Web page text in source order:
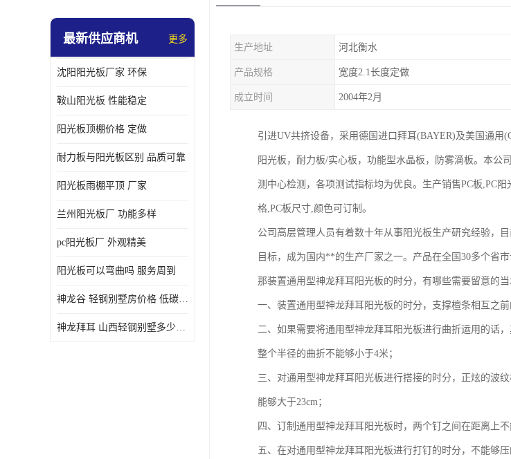
最新供应商机 更多
沈阳阳光板厂家 环保
鞍山阳光板 性能稳定
阳光板顶棚价格 定做
耐力板与阳光板区别 品质可靠
阳光板雨棚平顶 厂家
兰州阳光板厂 功能多样
pc阳光板厂 外观精美
阳光板可以弯曲吗 服务周到
神龙谷 轻钢别墅房价格 低碳环保
神龙拜耳 山西轻钢别墅多少钱 施工快捷
生产地址 河北衡水
产品规格 宽度2.1长度定做
成立时间 2004年2月
引进UV共挤设备，采用德国进口拜耳(BAYER)及美国通
阳光板，耐力板/实心板，功能型水晶板，防雾滴板。本公
测中心检测，各项测试指标均为优良。生产销售PC板,PC
格,PC板尺寸,颜色可订制。
公司高层管理人员有着数十年从事阳光板生产研究经验，
目标，成为国内**的生产厂家之一。产品在全国30多个省
那装置通用型神龙拜耳阳光板的时分，有哪些需要留意的当
一、装置通用型神龙拜耳阳光板的时分，支撑檀条相互之
二、如果需要将通用型神龙拜耳阳光板进行曲折运用的话
整个半径的曲折不能够小于4米；
三、对通用型神龙拜耳阳光板进行搭接的时分，正炫的波
能够大于23cm；
四、订制通用型神龙拜耳阳光板时，两个钉之间在距离上
五、在对通用型神龙拜耳阳光板进行打钉的时分，不能够